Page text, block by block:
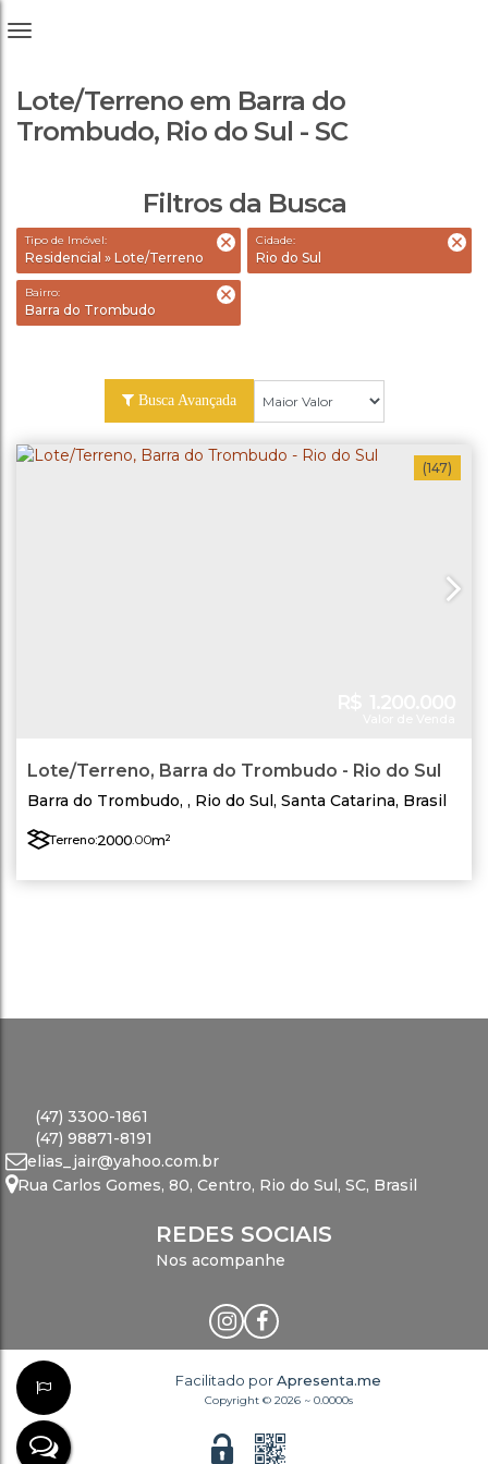
Lote/Terreno em Barra do
Trombudo, Rio do Sul - SC
Filtros da Busca
Tipo de Imóvel:
Residencial » Lote/Terreno
Cidade:
Rio do Sul
Bairro:
Barra do Trombudo
Busca Avançada
(147)
Lote/Terreno, Barra do Trombudo - Rio do Sul
Barra do Trombudo , Rio do Sul, Santa Catarina, Brasil
Terreno:2000.00m²
(47) 3300-1861
(47) 98871-8191
elias_jair@yahoo.com.br
Rua Carlos Gomes, 80, Centro, Rio do Sul, SC, Brasil
REDES SOCIAIS
Nos acompanhe
Facilitado porApresenta.me
Copyright © 2026 ~ 0.0000s